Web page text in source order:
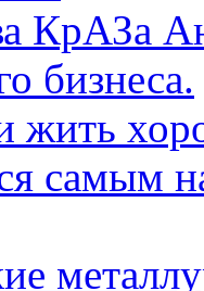
КрАЗа
бизнеса.
жить
самым